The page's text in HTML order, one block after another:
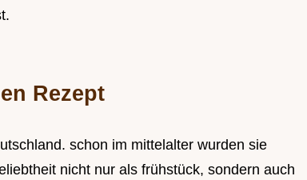
Rezept
schon im mittelalter wurden sie
nicht nur als frühstück, sondern auch